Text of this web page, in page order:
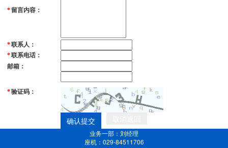
* 留言内容：
*联系人：
*联系电话：
邮箱：
*验证码：
确认提交
业务一部：刘经理
座机：029-84511706